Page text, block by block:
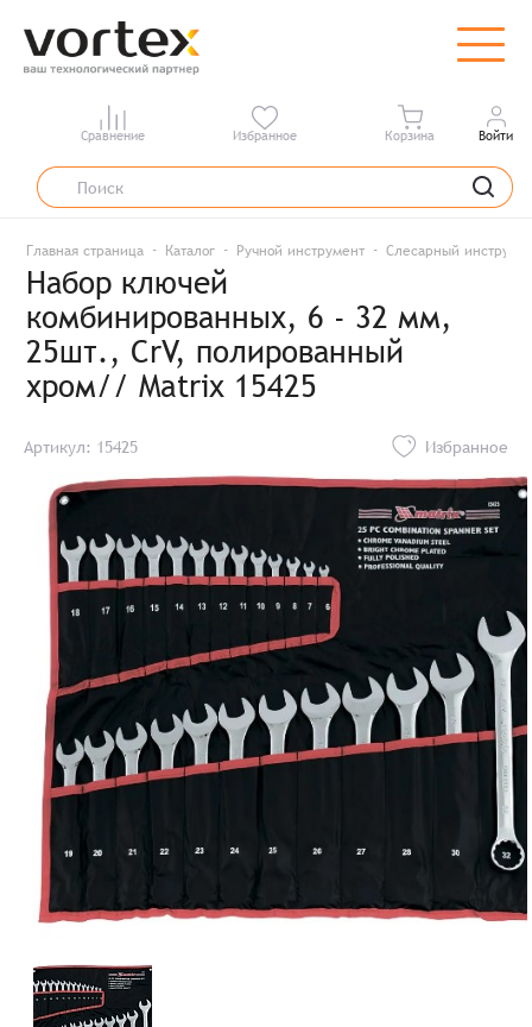
Сравнение Избранное Корзина Войти
Главная страница Каталог Ручной инструмент Слесарный
Набор ключей
комбинированных, 6 - 32 мм,
25шт., CrV, полированный
хром// Matrix 15425
Артикул: 15425 Избранное